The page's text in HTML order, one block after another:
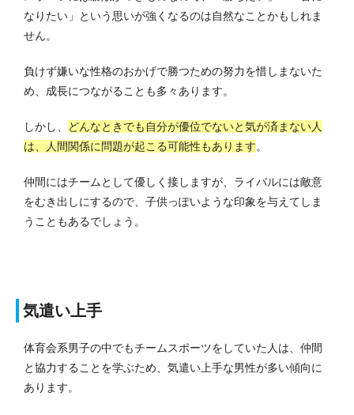
なりたい」という思いが強くなるのは自然なことかもしれま
せん。
負けず嫌いな性格のおかげで勝つための努力を惜しまないた
め、成長につながることも多々あります。
しかし、
どんなときでも自分が優位でないと気が済まない人
は、人間関係に問題が起こる可能性もあります。
仲間にはチームとして優しく接しますが、ライバルには敵意
をむき出しにするので、子供っぽいような印象を与えてしま
うこともあるでしょう。
気遣い上手
体育会系男子の中でもチームスポーツをしていた人は、仲間
と協力することを学ぶため、気遣い上手な男性が多い傾向に
あります。